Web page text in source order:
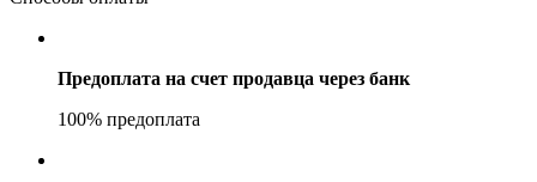
Предоплата на счет продавца через банк
100% предоплата